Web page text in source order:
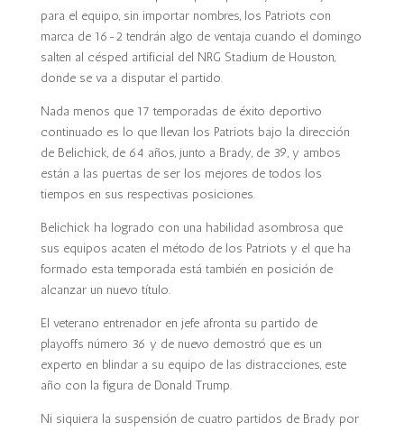
para el equipo, sin importar nombres, los Patriots con
marca de 16-2 tendrán algo de ventaja cuando el domingo
salten al césped artificial del NRG Stadium de Houston,
donde se va a disputar el partido.
Nada menos que 17 temporadas de éxito deportivo
continuado es lo que llevan los Patriots bajo la dirección
de Belichick, de 64 años, junto a Brady, de 39, y ambos
están a las puertas de ser los mejores de todos los
tiempos en sus respectivas posiciones.
Belichick ha logrado con una habilidad asombrosa que
sus equipos acaten el método de los Patriots y el que ha
formado esta temporada está también en posición de
alcanzar un nuevo título.
El veterano entrenador en jefe afronta su partido de
playoffs número 36 y de nuevo demostró que es un
experto en blindar a su equipo de las distracciones, este
año con la figura de Donald Trump.
Ni siquiera la suspensión de cuatro partidos de Brady por